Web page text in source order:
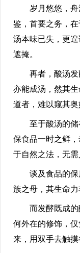
岁月悠悠，舟溪
鉴，首要之务，
汤本味已失，更
遮掩。
再者，酸汤发酵
亦能成汤，然其
道者，难以窥其奥
至于酸汤的储存
保食品一时之鲜
于自然之法，无
谈及食品的保质
族之母，其生命
而发酵既成的酸
何外在的修饰，
来，用双手去触